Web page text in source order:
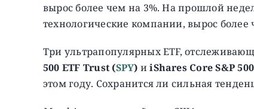
вырос более чем на 3%. На прошлой
технологические компании, вырос более
Три ультрапопулярных ETF,
500 ETF Trust (SPY) иiShares Core S&P
этом году. Сохранится ли сильная